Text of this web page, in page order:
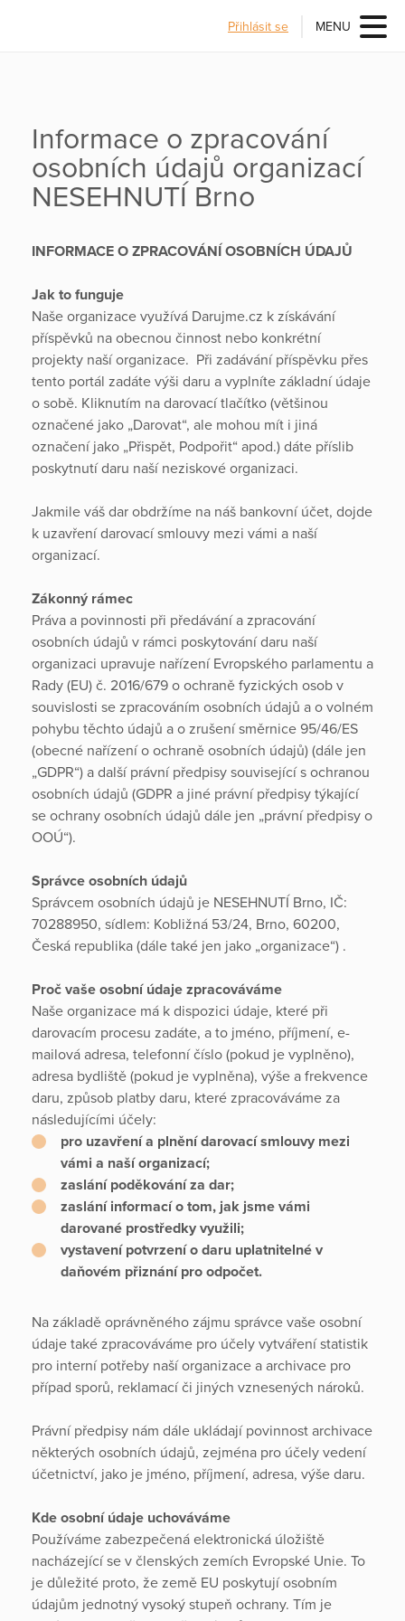
Přihlásit se MENU
Informace o zpracování
osobních údajů organizací
NESEHNUTÍ Brno
INFORMACE O ZPRACOVÁNÍ OSOBNÍCH ÚDAJŮ
Jak to funguje
Naše organizace využívá Darujme.cz k získávání
příspěvků na obecnou činnost nebo konkrétní
projekty naší organizace. Při zadávání příspěvku přes
tento portál zadáte výši daru a vyplníte základní údaje
o sobě. Kliknutím na darovací tlačítko (většinou
označené jako „Darovat“, ale mohou mít i jiná
označení jako „Přispět, Podpořit“ apod.) dáte příslib
poskytnutí daru naší neziskové organizaci.
Jakmile váš dar obdržíme na náš bankovní účet, dojde
k uzavření darovací smlouvy mezi vámi a naší
organizací.
Zákonný rámec
Práva a povinnosti při předávání a zpracování
osobních údajů v rámci poskytování daru naší
organizaci upravuje nařízení Evropského parlamentu a
Rady (EU) č. 2016/679 o ochraně fyzických osob v
souvislosti se zpracováním osobních údajů a o volném
pohybu těchto údajů a o zrušení směrnice 95/46/ES
(obecné nařízení o ochraně osobních údajů) (dále jen
„GDPR“) a další právní předpisy související s ochranou
osobních údajů (GDPR a jiné právní předpisy týkající
se ochrany osobních údajů dále jen „právní předpisy o
OOÚ“).
Správce osobních údajů
Správcem osobních údajů je NESEHNUTÍ Brno, IČ:
70288950, sídlem: Kobližná 53/24, Brno, 60200,
Česká republika (dále také jen jako „organizace“) .
Proč vaše osobní údaje zpracováváme
Naše organizace má k dispozici údaje, které při
darovacím procesu zadáte, a to jméno, příjmení, e-
mailová adresa, telefonní číslo (pokud je vyplněno),
adresa bydliště (pokud je vyplněna), výše a frekvence
daru, způsob platby daru, které zpracováváme za
následujícími účely:
pro uzavření a plnění darovací smlouvy mezi
vámi a naší organizací;
zaslání poděkování za dar;
zaslání informací o tom, jak jsme vámi
darované prostředky využili;
vystavení potvrzení o daru uplatnitelné v
daňovém přiznání pro odpočet.
Na základě oprávněného zájmu správce vaše osobní
údaje také zpracováváme pro účely vytváření statistik
pro interní potřeby naší organizace a archivace pro
případ sporů, reklamací či jiných vznesených nároků.
Právní předpisy nám dále ukládají povinnost archivace
některých osobních údajů, zejména pro účely vedení
účetnictví, jako je jméno, příjmení, adresa, výše daru.
Kde osobní údaje uchováváme
Používáme zabezpečená elektronická úložiště
nacházející se v členských zemích Evropské Unie. To
je důležité proto, že země EU poskytují osobním
údajům jednotný vysoký stupeň ochrany. Tím je